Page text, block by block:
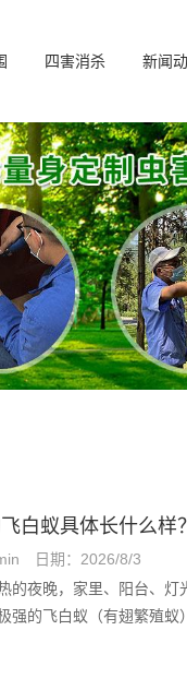
四害消杀 新闻
白蚁具体长什么样
日期：2026/8/3
的夜晚，家里、阳台、
强的飞白蚁（有翅繁殖蚁